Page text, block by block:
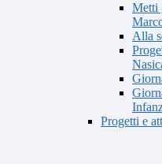
Metti
Alla
Progetti e